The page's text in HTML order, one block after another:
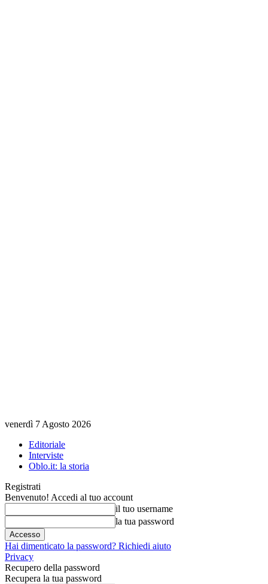
venerdì 7 Agosto 2026
Editoriale
Interviste
Oblo.it: la storia
Registrati
Benvenuto! Accedi al tuo account
il tuo username
la tua password
Hai dimenticato la password? Richiedi aiuto
Privacy
Recupero della password
Recupera la tua password